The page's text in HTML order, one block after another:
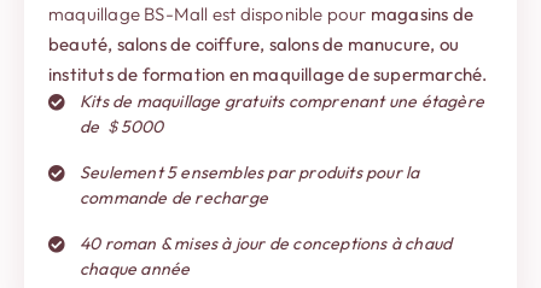
maquillage BS-Mall est disponible pour magasins de
beauté, salons de coiffure, salons de manucure, ou
instituts de formation en maquillage de supermarché.
Kits de maquillage gratuits comprenant une étagère
de ＄5000
Seulement 5 ensembles par produits pour la
commande de recharge
40 roman & mises à jour de conceptions à chaud
chaque année